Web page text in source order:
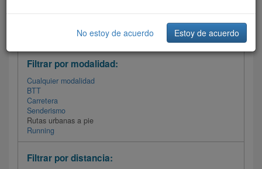
Filtrar las rutas
Filtrar por modalidad:
Cualquier modalidad
BTT
Carretera
Senderismo
Rutas urbanas a pie
Running
Filtrar por distancia:
No estoy de acuerdo Estoy de acuerdo